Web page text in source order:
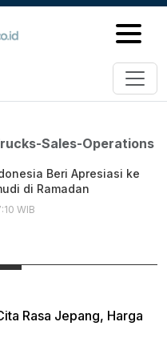
Ud Trucks
Sales-Operations
Beri Apresiasi ke
di Ramadan
WIB
Rasa Jepang, Harga